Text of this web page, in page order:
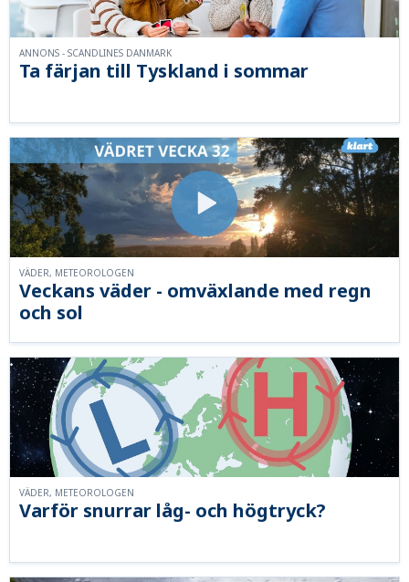
Ta färjan till Tyskland i sommar
ANNONS - SCANDLINES DANMARK
Veckans väder - omväxlande med regn
och sol
VÄDER, METEOROLOGEN
Varför snurrar låg- och högtryck?
VÄDER, METEOROLOGEN